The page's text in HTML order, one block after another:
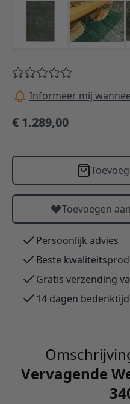
Informeer mij
€ 1.289,00
Toevoegen
Persoonlijk advies
Beste
Gratis verzending
14 dagen bedenktijd
Vervagende